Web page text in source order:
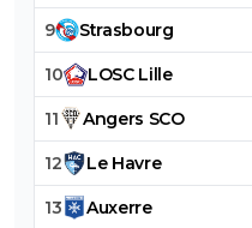
9 Strasbourg
10 LOSC Lille
11 Angers SCO
12 Le Havre
13 Auxerre